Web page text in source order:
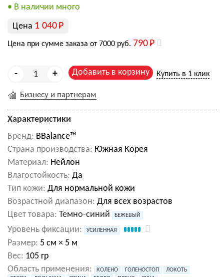
• В наличии много
Цена 1 040Р
Цена при сумме заказа от 7000 руб. 790Р
- + Добавить в корзину Купить в 1 клик
Бизнесу и партнерам
Характеристики
Бренд: BBalance™
Cтрана производства: Южная Корея
Материал: Нейлон
Влагостойкость: Да
Тип кожи: Для нормальной кожи
Возрастной диапазон: Для всех возрастов
Цвет товара: Темно-синий БЕЖЕВЫЙ
Уровень фиксации: УСИЛЕННАЯ
Размер: 5 см × 5 м
Вес: 105 гр
Область применения:
КОЛЕНО ГОЛЕНОСТОП
ЛОКОТЬ